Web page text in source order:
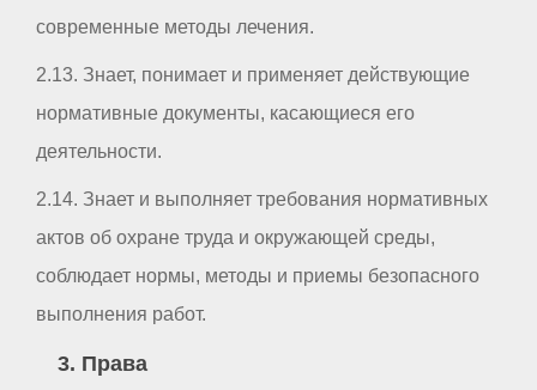
современные методы лечения.
2.13. Знает, понимает и применяет действующие
нормативные документы, касающиеся его
деятельности.
2.14. Знает и выполняет требования нормативных
актов об охране труда и окружающей среды,
соблюдает нормы, методы и приемы безопасного
выполнения работ.
3. Права